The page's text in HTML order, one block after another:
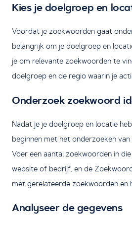
Kies je doelgroep en
Voordat je zoekwoorden gaat
belangrijk om je doelgroep en
je om relevante zoekwoorden te
doelgroep en de regio waarin je
Onderzoek zoekwoord
Nadat je je doelgroep en locatie
beginnen met het onderzoeken
Voer een aantal zoekwoorden in
website of bedrijf, en de
met gerelateerde zoekwoorden en
Analyseer de gegevens